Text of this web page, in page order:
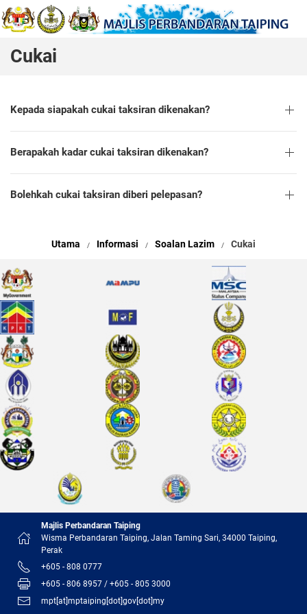
Cukai
Kepada siapakah cukai taksiran dikenakan?
Berapakah kadar cukai taksiran dikenakan?
Bolehkah cukai taksiran diberi pelepasan?
Utama Informasi Soalan Lazim Cukai
Majlis Perbandaran Taiping
Wisma Perbandaran Taiping, Jalan Taming Sari, 34000 Taiping,
Perak
+605 - 808 0777
+605 - 806 8957 / +605 - 805 3000
mpt[at]mptaiping[dot]gov[dot]my